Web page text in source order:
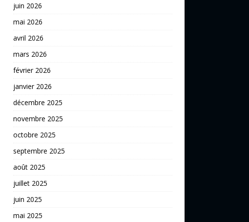
juin 2026
mai 2026
avril 2026
mars 2026
février 2026
janvier 2026
décembre 2025
novembre 2025
octobre 2025
septembre 2025
août 2025
juillet 2025
juin 2025
mai 2025